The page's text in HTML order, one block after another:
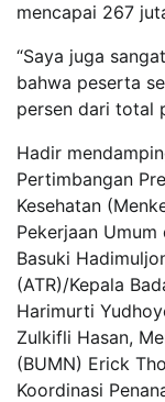
mencapai 267
“Saya juga
bahwa peserta
persen dari total
Hadir
Pertimbangan
Kesehatan
Pekerjaan Umum
Basuki
(ATR)/Kepala
Harimurti
Zulkifli Hasan,
(BUMN) Erick
Koordinasi